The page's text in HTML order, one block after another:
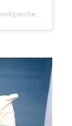
Un post condiviso da Tavolo Parcheggio (@tavoloparcheggio.podcast)